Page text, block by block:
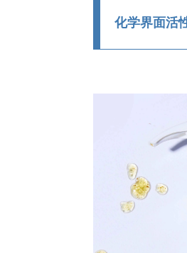
化学界面活